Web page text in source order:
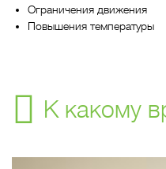
Ограничения движения
Повышения температуры
К какому